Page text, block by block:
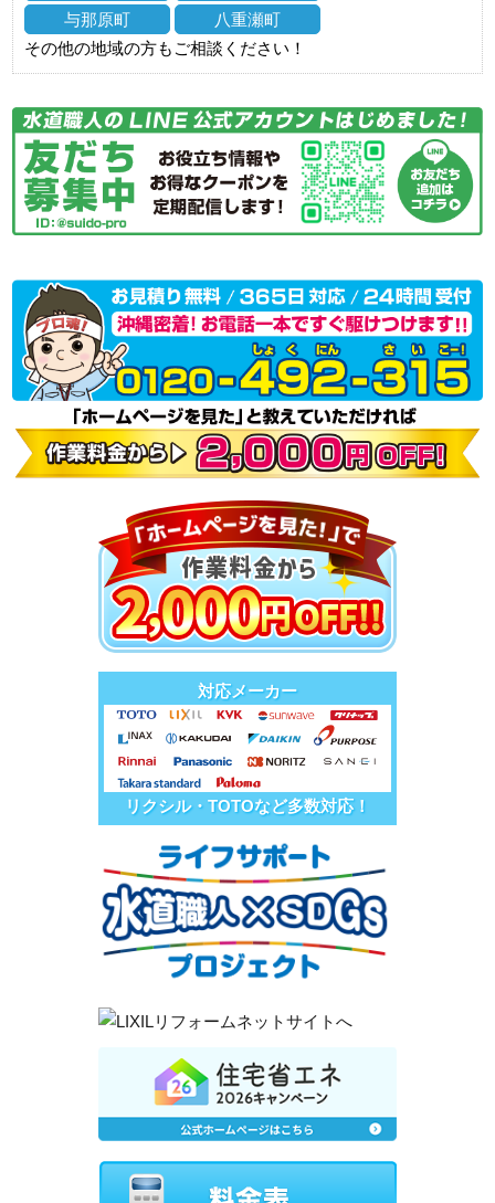
与那原町
八重瀬町
その他の地域の方もご相談ください！
対応メーカー
リクシル・TOTOなど多数対応！